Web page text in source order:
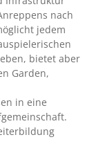
nach
jedem
bietet aber
Garden,
in eine